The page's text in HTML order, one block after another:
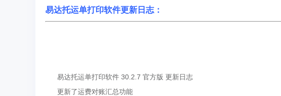
易达托运单打印软件更新日志：
易达托运单打印软件 30.2.7 官方版 更新日志
更新了运费对账汇总功能